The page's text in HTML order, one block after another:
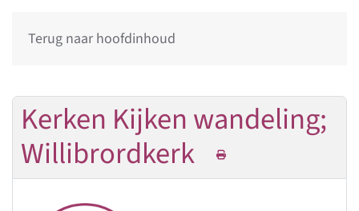
Terug naar hoofdinhoud
Kerken Kijken wandeling;
Willibrordkerk